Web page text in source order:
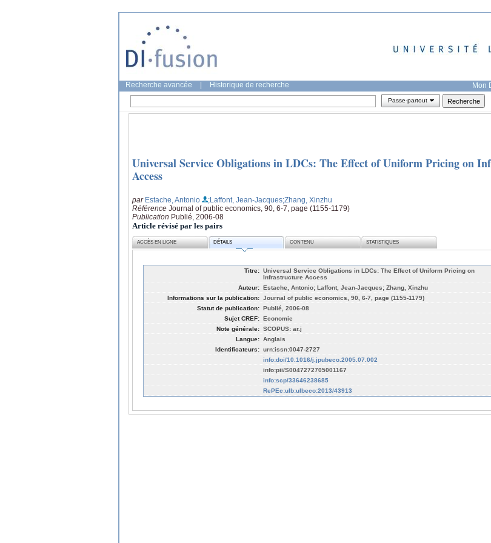
Recherche avancée Historique de recherche Mon
Passe-partout
Universal Service Obligations in LDCs: The Effect of Uniform Pricing on
Access
par Estache, Antonio ;Laffont, Jean-Jacques;Zhang, Xinzhu
Référence Journal of public economics, 90, 6-7, page (1155-1179)
Publication Publié, 2006-08
Article révisé par les pairs
ACCÈS EN LIGNE DÉTAILS CONTENU STATISTIQUES
Titre: Universal Service Obligations in LDCs: The Effect of Uniform Pricing on
Infrastructure Access
Auteur: Estache, Antonio; Laffont, Jean-Jacques; Zhang, Xinzhu
Informations sur la publication: Journal of public economics, 90, 6-7, page (1155-1179)
Statut de publication: Publié, 2006-08
Sujet CREF: Economie
Note générale: SCOPUS: ar.j
Langue: Anglais
Identificateurs: urn:issn:0047-2727
info:doi/10.1016/j.jpubeco.2005.07.002
info:pii/S0047272705001167
info:scp/33646238685
RePEc:ulb:ulbeco:2013/43913